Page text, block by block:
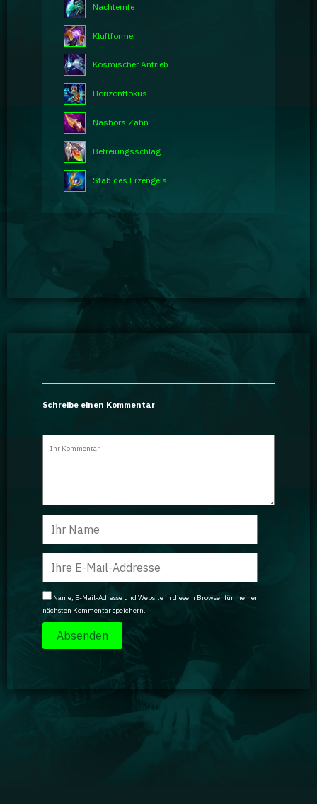
Nachternte
Kluftformer
Kosmischer Antrieb
Horizontfokus
Nashors Zahn
Befreiungsschlag
Stab des Erzengels
Schreibe einen Kommentar
Name, E-Mail-Adresse und Website in diesem Browser für meinen
nächsten Kommentar speichern.